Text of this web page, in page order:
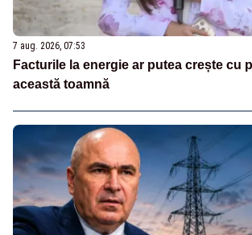
7 aug. 2026, 07:53
Facturile la energie ar putea crește cu
această toamnă